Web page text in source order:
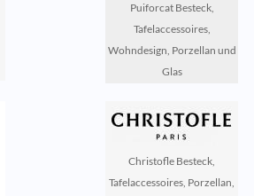
Puiforcat Besteck,
Tafelaccessoires,
Wohndesign, Porzellan und
Glas
Christofle Besteck,
Tafelaccessoires, Porzellan,